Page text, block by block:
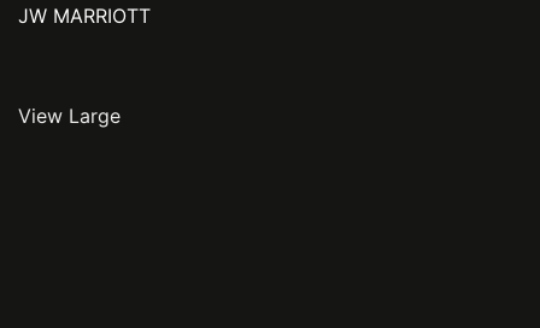
JW MARRIOTT
View Large